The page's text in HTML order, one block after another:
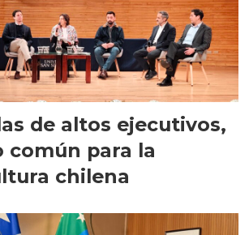
de altos ejecutivos,
común para la
chilena